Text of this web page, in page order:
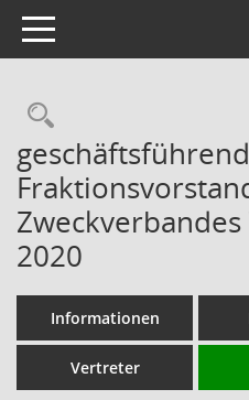
Toggle navigation
Zweckverbandes
2020
Informationen
Vertreter